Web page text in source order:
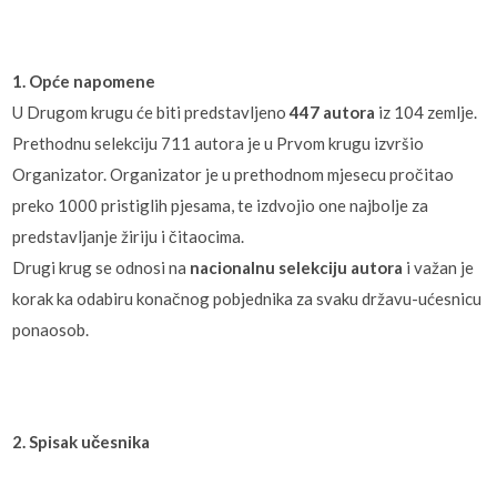
1. Opće napomene
U Drugom krugu će biti predstavljeno447 autora iz 104 zemlje.
Prethodnu selekciju 711 autora je u Prvom krugu izvršio
Organizator. Organizator je u prethodnom mjesecu pročitao
preko 1000 pristiglih pjesama, te izdvojio one najbolje za
predstavljanje žiriju i čitaocima.
Drugi krug se odnosi na nacionalnu selekciju autora i važan je
korak ka odabiru konačnog pobjednika za svaku državu-ućesnicu
ponaosob.
2. Spisak učesnika